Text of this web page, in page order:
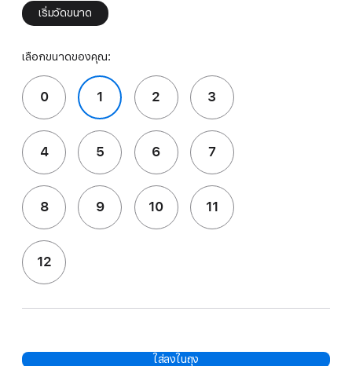
เริ่มวัดขนาด
เลือกขนาดของคุณ:
0 1 2 3
4 5 6 7
8 9 10 11
12
ใส่ลงในถุง